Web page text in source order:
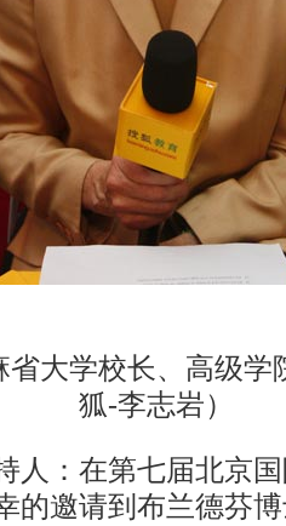
省大学校长、高级学
狐-李志岩）
：在第七届北京国
的邀请到布兰德芬